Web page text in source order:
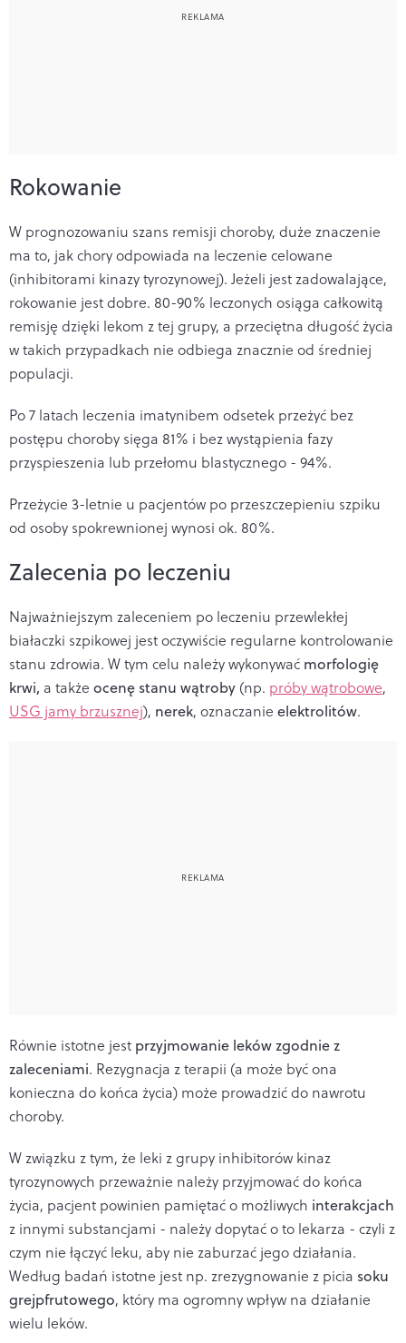
Rokowanie
W prognozowaniu szans remisji choroby, duże znaczenie
ma to, jak chory odpowiada na leczenie celowane
(inhibitorami kinazy tyrozynowej). Jeżeli jest zadowalające,
rokowanie jest dobre. 80-90% leczonych osiąga całkowitą
remisję dzięki lekom z tej grupy, a przeciętna długość życia
w takich przypadkach nie odbiega znacznie od średniej
populacji.
Po 7 latach leczenia imatynibem odsetek przeżyć bez
postępu choroby sięga 81% i bez wystąpienia fazy
przyspieszenia lub przełomu blastycznego - 94%.
Przeżycie 3-letnie u pacjentów po przeszczepieniu szpiku
od osoby spokrewnionej wynosi ok. 80%.
Zalecenia po leczeniu
Najważniejszym zaleceniem po leczeniu przewlekłej
białaczki szpikowej jest oczywiście regularne kontrolowanie
stanu zdrowia. W tym celu należy wykonywać morfologię
krwi, a także ocenę stanu wątroby (np. próby wątrobowe,
USG jamy brzusznej), nerek, oznaczanie elektrolitów.
Równie istotne jest przyjmowanie leków zgodnie z
zaleceniami. Rezygnacja z terapii (a może być ona
konieczna do końca życia) może prowadzić do nawrotu
choroby.
W związku z tym, że leki z grupy inhibitorów kinaz
tyrozynowych przeważnie należy przyjmować do końca
życia, pacjent powinien pamiętać o możliwych interakcjach
z innymi substancjami - należy dopytać o to lekarza - czyli z
czym nie łączyć leku, aby nie zaburzać jego działania.
Według badań istotne jest np. zrezygnowanie z picia soku
grejpfrutowego, który ma ogromny wpływ na działanie
wielu leków.